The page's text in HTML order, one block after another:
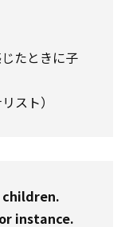
たときに子
スト）
children.
instance.